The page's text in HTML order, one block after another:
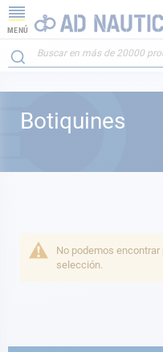
MENÚ
Botiquines
No podemos
selección.